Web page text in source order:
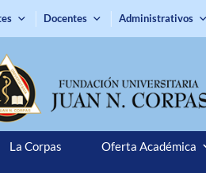
Docentes Administrativos
La Corpas Oferta Académica